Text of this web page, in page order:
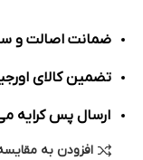
ضمانت اصالت و
تضمین کالای
ارسال پس کرایه
افزودن به